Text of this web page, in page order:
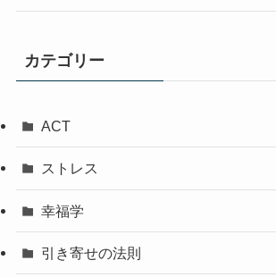
カテゴリー
ACT
ストレス
幸福学
引き寄せの法則